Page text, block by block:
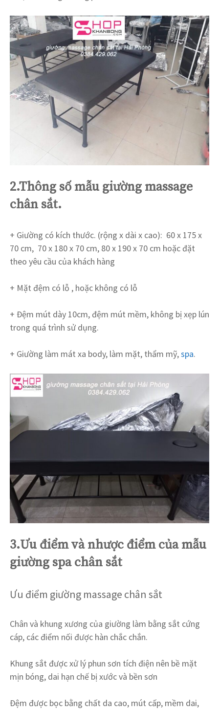
2.Thông số mẫu giường massage
chân sắt.
+ Giường có kích thước. (rộng x dài x cao): 60 x 175 x
70 cm, 70 x 180 x 70 cm, 80 x 190 x 70 cm hoặc đặt
theo yêu cầu của khách hàng
+ Mặt đệm có lỗ , hoặc không có lỗ
+ Đệm mút dày 10cm, đệm mút mềm, không bị xẹp lún
trong quá trình sử dụng.
+ Giường làm mát xa body, làm mặt, thẩm mỹ,spa.
3.Ưu điểm và nhược điểmcủa mẫu
giường spa chân sắt
Ưu điểm giường massage chân sắt
Chân và khung xương của giường làm bằng sắt cứng
cáp, các điểm nối được hàn chắc chắn.
Khung sắt được xử lý phun sơn tích điện nên bề mặt
mịn bóng, dai hạn chế bị xước và bền sơn
Đệm được bọc bằng chất da cao, mút cấp, mềm dai,